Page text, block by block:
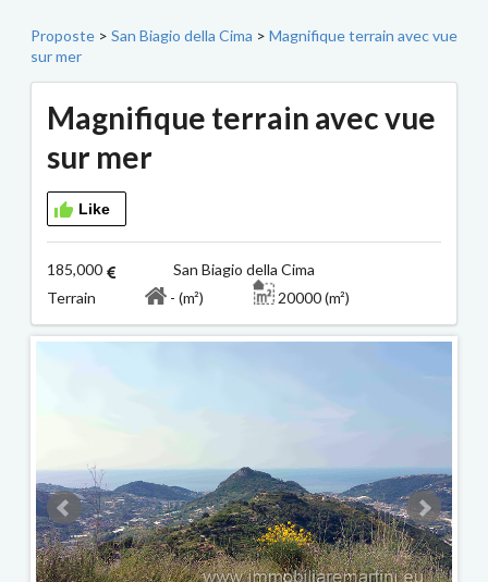
Proposte > San Biagio della Cima > Magnifique terrain avec vue
sur mer
Magnifique terrain avec vue
sur mer
Like
185,000
San Biagio della Cima
Terrain
- (m²) 20000 (m²)